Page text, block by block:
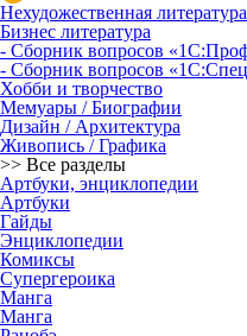
Нехудожественная литература
Бизнес литература
- Сборник вопросов
- Сборник вопросов
Хобби и творчество
Мемуары / Биографии
Дизайн / Архитектура
Живопись / Графика
>> Все разделы
Артбуки, энциклопедии
Артбуки
Гайды
Энциклопедии
Комиксы
Супергероика
Манга
Манга